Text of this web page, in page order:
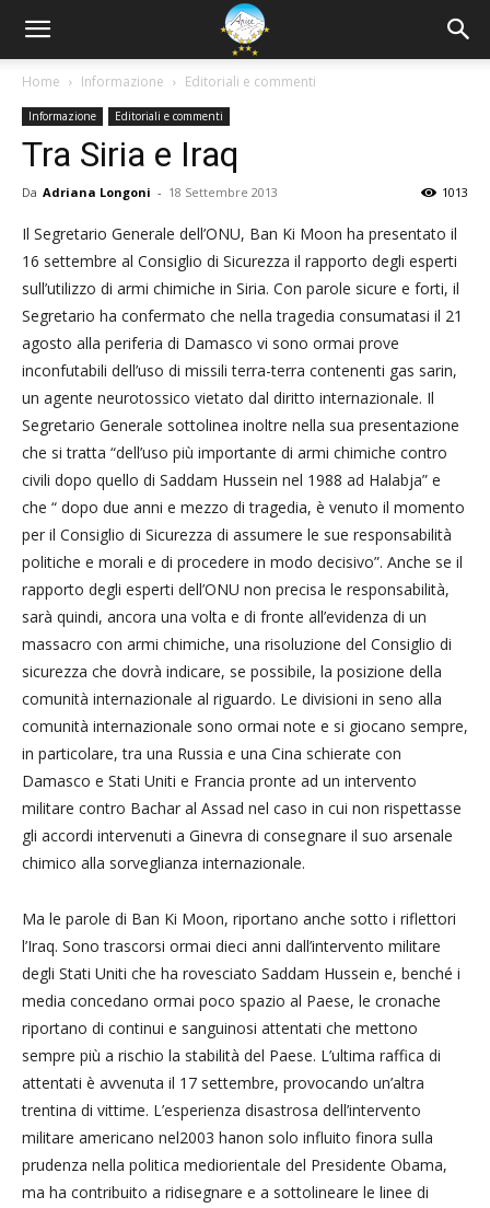
Home Informazione Editoriali e commenti
Informazione Editoriali e commenti
Tra Siria e Iraq
Da Adriana Longoni - 18 Settembre 2013 1013
Il Segretario Generale dell’ONU, Ban Ki Moon ha presentato il
16 settembre al Consiglio di Sicurezza il rapporto degli esperti
sull’utilizzo di armi chimiche in Siria. Con parole sicure e forti, il
Segretario ha confermato che nella tragedia consumatasi il 21
agosto alla periferia di Damasco vi sono ormai prove
inconfutabili dell’uso di missili terra-terra contenenti gas sarin,
un agente neurotossico vietato dal diritto internazionale. Il
Segretario Generale sottolinea inoltre nella sua presentazione
che si tratta “dell’uso più importante di armi chimiche contro
civili dopo quello di Saddam Hussein nel 1988 ad Halabja” e
che “ dopo due anni e mezzo di tragedia, è venuto il momento
per il Consiglio di Sicurezza di assumere le sue responsabilità
politiche e morali e di procedere in modo decisivo”. Anche se il
rapporto degli esperti dell’ONU non precisa le responsabilità,
sarà quindi, ancora una volta e di fronte all’evidenza di un
massacro con armi chimiche, una risoluzione del Consiglio di
sicurezza che dovrà indicare, se possibile, la posizione della
comunità internazionale al riguardo. Le divisioni in seno alla
comunità internazionale sono ormai note e si giocano sempre,
in particolare, tra una Russia e una Cina schierate con
Damasco e Stati Uniti e Francia pronte ad un intervento
militare contro Bachar al Assad nel caso in cui non rispettasse
gli accordi intervenuti a Ginevra di consegnare il suo arsenale
chimico alla sorveglianza internazionale.
Ma le parole di Ban Ki Moon, riportano anche sotto i riflettori
l’Iraq. Sono trascorsi ormai dieci anni dall’intervento militare
degli Stati Uniti che ha rovesciato Saddam Hussein e, benché i
media concedano ormai poco spazio al Paese, le cronache
riportano di continui e sanguinosi attentati che mettono
sempre più a rischio la stabilità del Paese. L’ultima raffica di
attentati è avvenuta il 17 settembre, provocando un’altra
trentina di vittime. L’esperienza disastrosa dell’intervento
militare americano nel2003 hanon solo influito finora sulla
prudenza nella politica mediorientale del Presidente Obama,
ma ha contribuito a ridisegnare e a sottolineare le linee di